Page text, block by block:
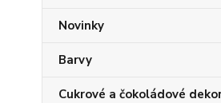
Novinky
Barvy
Cukrové a čokoládové